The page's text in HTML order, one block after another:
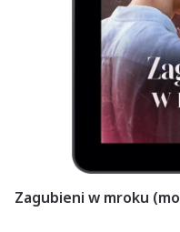
Zagubieni w mroku